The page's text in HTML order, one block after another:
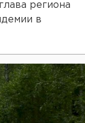
региона
в